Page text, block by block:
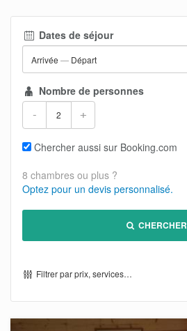
Dates de séjour
Arrivée — Départ
Nombre de personnes
- +
Chercher aussi sur Booking.com
8 chambres ou plus ?
Optez pour un devis personnalisé.
CHERCHER
Filtrer par prix, services…